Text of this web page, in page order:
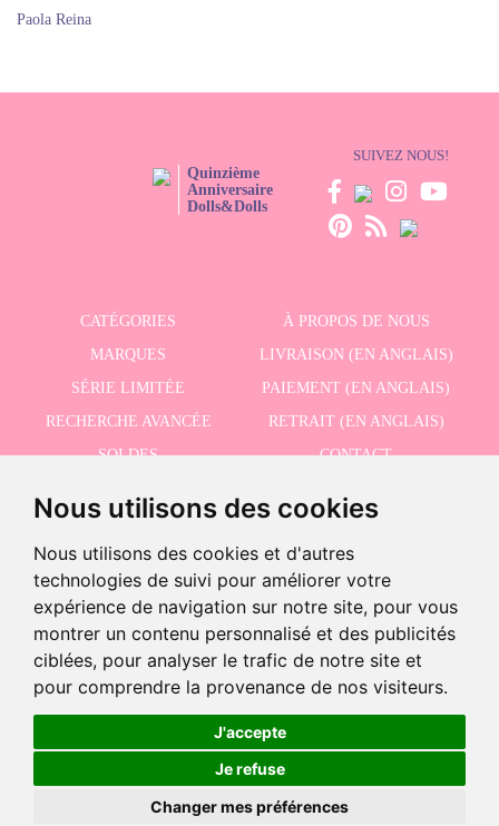
Nous utilisons des cookies
Nous utilisons des cookies et d'autres
technologies de suivi pour améliorer votre
expérience de navigation sur notre site, pour vous
montrer un contenu personnalisé et des publicités
ciblées, pour analyser le trafic de notre site et
pour comprendre la provenance de nos visiteurs.
J'accepte
Je refuse
Changer mes préférences
59,96 € +
-
Ajouter au panier
EN STOCK
Paola Reina
Quinzième
Anniversaire
Dolls&Dolls
SUIVEZ NOUS!
CATÉGORIES
À PROPOS DE NOUS
MARQUES
LIVRAISON (EN ANGLAIS)
SÉRIE LIMITÉE
PAIEMENT (EN ANGLAIS)
RECHERCHE AVANCÉE
RETRAIT (EN ANGLAIS)
SOLDES
CONTACT
J'accepte la politique de confidentialité
©2026 Dolls And Dolls. Tous les droits sont réservés. Mention légale (en anglais).
Politique de cookies (en anglais)